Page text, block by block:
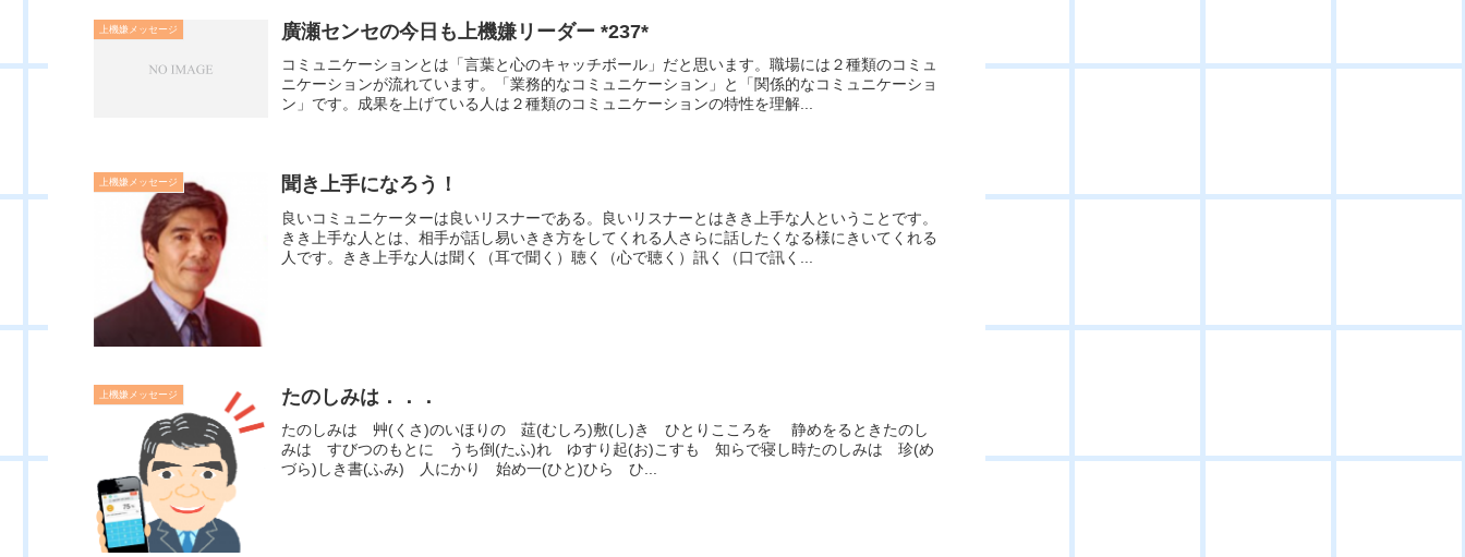
上機嫌メッセージ 廣瀬センセの今日も上機嫌リーダー *237*
コミュニケーションとは「言葉と心のキャッチボール」だと思います。職場には２種類のコミュ
ニケーションが流れています。「業務的なコミュニケーション」と「関係的なコミュニケーショ
ン」です。成果を上げている人は２種類のコミュニケーションの特性を理解...
上機嫌メッセージ 聞き上手になろう！
良いコミュニケーターは良いリスナーである。良いリスナーとはきき上手な人ということです。
きき上手な人とは、相手が話し易いきき方をしてくれる人さらに話したくなる様にきいてくれる
人です。きき上手な人は聞く（耳で聞く）聴く（心で聴く）訊く（口で訊く...
上機嫌メッセージ たのしみは．．．
たのしみは 艸(くさ)のいほりの 莚(むしろ)敷(し)き ひとりこころを 静めをるときたのし
みは すびつのもとに うち倒(たふ)れ ゆすり起(お)こすも 知らで寝し時たのしみは 珍(め
づら)しき書(ふみ) 人にかり 始め一(ひと)ひら ひ...